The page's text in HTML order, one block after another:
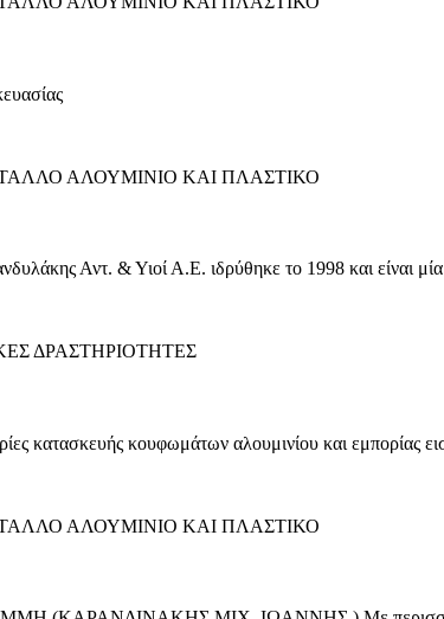
ΑΛΟΥΜΙΝΙΟ ΚΑΙ ΠΛΑΣΤΙΚΟ
Αντ. & Υιοί Α.Ε. ιδρύθηκε το 1998 και είναι μία
ΔΡΑΣΤΗΡΙΟΤΗΤΕΣ
κατασκευής κουφωμάτων αλουμινίου και
ΑΛΟΥΜΙΝΙΟ ΚΑΙ ΠΛΑΣΤΙΚΟ